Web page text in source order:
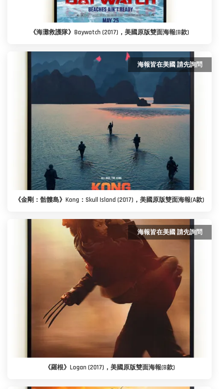
《海灘救護隊》Baywatch (2017)，美國原版雙面海報(B款)
海報皆在美國 請先詢問
《金剛：骷髏島》Kong：Skull Island (2017)，美國原版雙面海報(A款)
海報皆在美國 請先詢問
《羅根》Logan (2017)，美國原版雙面海報(B款)